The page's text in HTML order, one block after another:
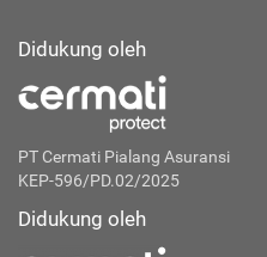
Didukung oleh
PT Cermati Pialang Asuransi
KEP-596/PD.02/2025
Didukung oleh